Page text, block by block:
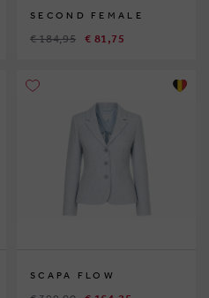
SECOND FEMALE
€ 184,95 € 81,75
SCAPA FLOW